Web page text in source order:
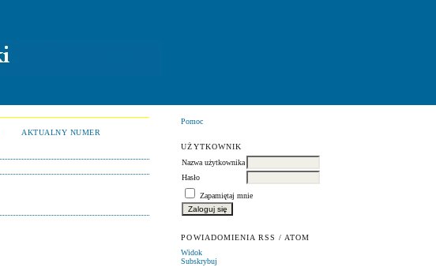
Pomoc
UŻYTKOWNIK
Nazwa użytkownika
Hasło
Zapamiętaj mnie
POWIADOMIENIA RSS / ATOM
Widok
Subskrybuj
AKTUALNY NUMER